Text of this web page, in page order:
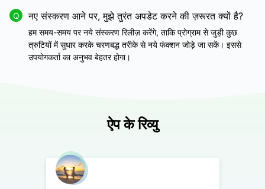
Q नए संस्करण आने पर, मुझे तुरंत अपडेट करने की ज़रूरत क्यों है?
हम समय-समय पर नये संस्करण रिलीज़ करेंगे, ताकि प्रोग्राम से जुड़ी कुछ
त्रुटियों में सुधार करके चरणबद्ध तरीके से नये फंक्शन जोड़े जा सकें। इससे
उपयोगकर्ता का अनुभव बेहतर होगा।
ऐप के रिव्यु